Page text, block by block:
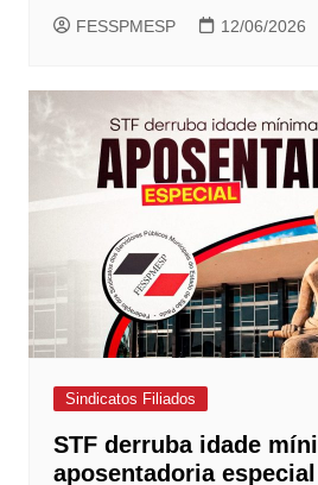
FESSPMESP 12/06/2026
Sindicatos Filiados
STF derruba idade
aposentadoria